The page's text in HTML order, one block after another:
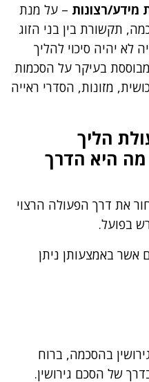
מידע/רצונות – על מנת
תקשורת בין בני הזוג
לא יהיה סיכוי להליך
בעיקר על הסכמות
מזונות, הסדרי ראייה
הליך
מה היא הדרך
את דרך הפעולה הרצוי
בפועל.
אשר באמצעותן ניתן
בהסכמה, ברוח
של הסכם גירושין.